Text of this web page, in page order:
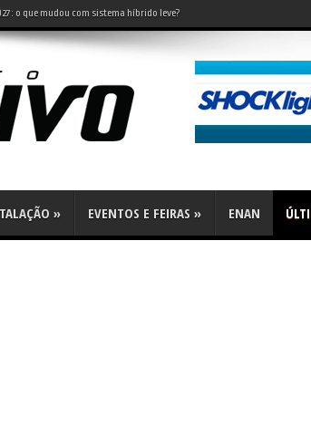
o que mudou com sistema híbrido leve?
» EVENTOS E FEIRAS » ENAN